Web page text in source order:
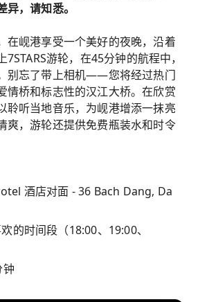
，请知悉。
在岘港享受一个美好的夜晚，沿着
游轮，在45分钟的航程中，
别忘了带上相机——您将经过热门
情桥和标志性的汉江大桥。在欣赏
聆听当地音乐，为岘港增添一抹亮
爽，游轮还提供免费瓶装水和时令
酒店对面 - 36 Bach Dang, Da
的时间段（18:00、19:00、
钟